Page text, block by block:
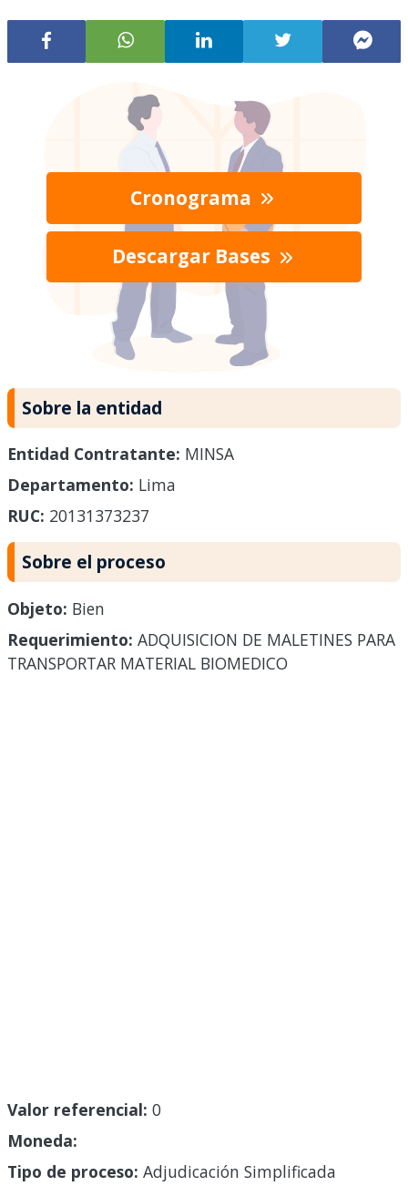
Cronograma
Descargar Bases
Sobre la entidad
Entidad Contratante: MINSA
Departamento: Lima
RUC: 20131373237
Sobre el proceso
Objeto: Bien
Requerimiento: ADQUISICION DE MALETINES PARA
TRANSPORTAR MATERIAL BIOMEDICO
Valor referencial: 0
Moneda:
Tipo de proceso: Adjudicación Simplificada